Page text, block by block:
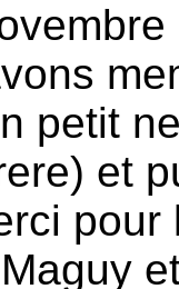
petit
et
pour